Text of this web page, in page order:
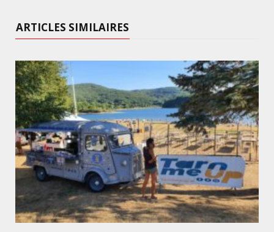
ARTICLES SIMILAIRES